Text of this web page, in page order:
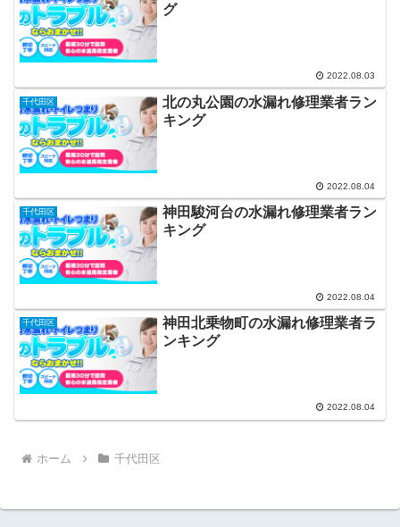
グ
2022.08.03
千代田区
北の丸公園の水漏れ修理業者ラン
キング
2022.08.04
千代田区
神田駿河台の水漏れ修理業者ラン
キング
2022.08.04
千代田区
神田北乗物町の水漏れ修理業者ラ
ンキング
2022.08.04
ホーム 千代田区